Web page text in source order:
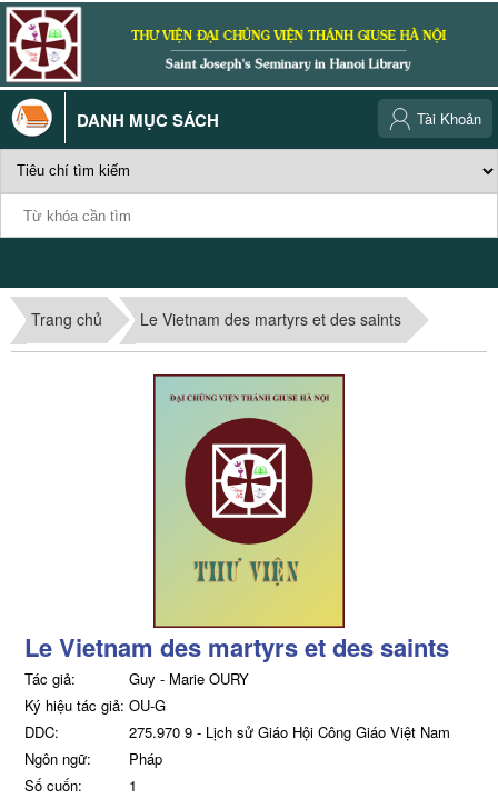
DANH MỤC SÁCH Tài Khoản
Trang chủ Le Vietnam des martyrs et des saints
Le Vietnam des martyrs et des saints
Tác giả:
Guy - Marie OURY
Ký hiệu tác giả: OU-G
DDC:
275.970 9 - Lịch sử Giáo Hội Công Giáo Việt Nam
Ngôn ngữ:
Pháp
Số cuốn:
1